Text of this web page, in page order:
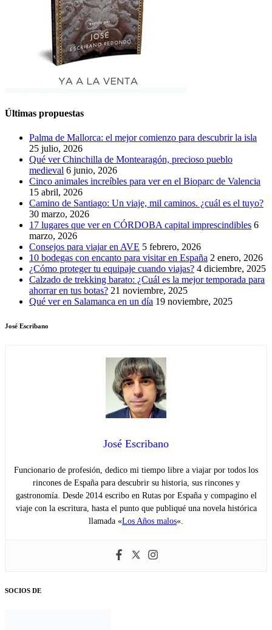
Últimas propuestas
Palma de Mallorca: el mejor comienzo para descubrir la isla
25 julio, 2026
Qué ver Chinchilla de Montearagón, precioso pueblo
medieval 6 junio, 2026
Cinco animales increíbles para ver en el Bioparc de Valencia
15 abril, 2026
Camino de Santiago: Un viaje, mil caminos. ¿cuál es el tuyo?
30 marzo, 2026
17 lugares que ver en CÓRDOBA capital imprescindibles 6
marzo, 2026
Consejos para viajar en AVE 5 febrero, 2026
10 bodegas con encanto para visitar en España 2 enero, 2026
¿Cómo proteger tu equipaje cuando viajas? 4 diciembre, 2025
Calzado de trekking barato: ¿Cuál es la mejor temporada para
ahorrar en tus botas? 21 noviembre, 2025
Qué ver en Salamanca en un día 19 noviembre, 2025
José Escribano
José Escribano
Funcionario de profesión, dedico mi tiempo libre a viajar por todos los
rincones de España para descubrir su historia, sus rincones y
gastronomía. Desde 2014 escribo en Rutas por España y compagino el
viaje con la escritura, hasta el punto que publiqué una novela histórica
llamada «Los Años malos«.
SOCIOS DE